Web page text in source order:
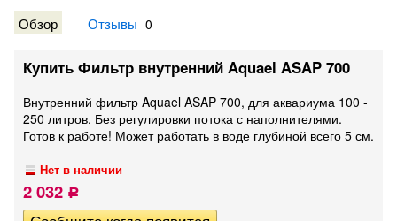
Обзор Отзывы 0
Купить Фильтр внутренний Aquael ASAP 700
Внутренний фильтр Aquael ASAP 700, для аквариума 100 -
250 литров. Без регулировки потока с наполнителями.
Готов к работе! Может работать в воде глубиной всего 5 см.
Нет в наличии
2 032 Р